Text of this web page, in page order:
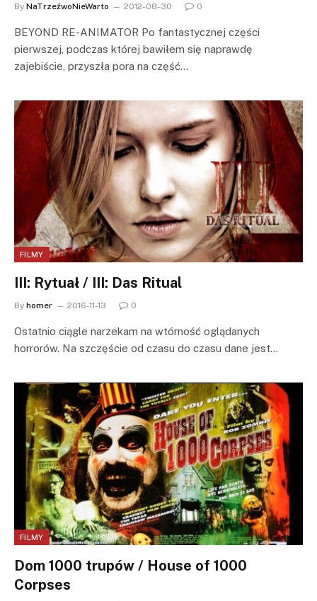
By NaTrzeźwoNieWarto 2012-08-30 0
BEYOND RE-ANIMATOR Po fantastycznej części
pierwszej, podczas której bawiłem się naprawdę
zajebiście, przyszła pora na część…
FILMY
III: Rytuał / III: Das Ritual
By homer 2016-11-13 0
Ostatnio ciągle narzekam na wtórność oglądanych
horrorów. Na szczęście od czasu do czasu dane jest…
FILMY
Dom 1000 trupów / House of 1000
Corpses